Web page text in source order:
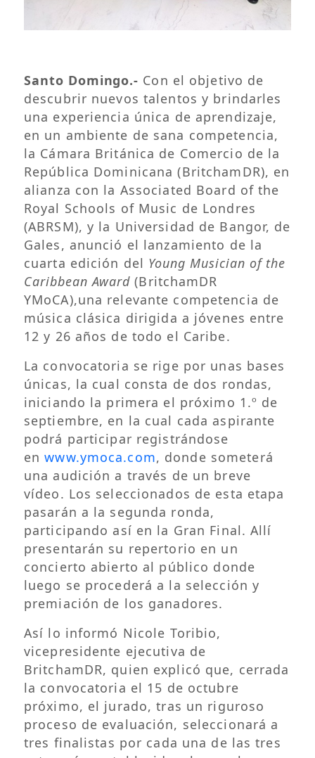
Santo Domingo.- Con el objetivo de
descubrir nuevos talentos y brindarles
una experiencia única de aprendizaje,
en un ambiente de sana competencia,
la Cámara Británica de Comercio de la
República Dominicana (BritchamDR), en
alianza con la Associated Board of the
Royal Schools of Music de Londres
(ABRSM), y la Universidad de Bangor, de
Gales, anunció el lanzamiento de la
cuarta edición del Young Musician of the
Caribbean Award(BritchamDR
YMoCA),una relevante competencia de
música clásica dirigida a jóvenes entre
12 y 26 años de todo el Caribe.
La convocatoria se rige por unas bases
únicas, la cual consta de dos rondas,
iniciando la primera el próximo 1.º de
septiembre, en la cual cada aspirante
podrá participar registrándose
enwww.ymoca.com, donde someterá
una audición a través de un breve
vídeo. Los seleccionados de esta etapa
pasarán a la segunda ronda,
participando así en la Gran Final. Allí
presentarán su repertorio en un
concierto abierto al público donde
luego se procederá a la selección y
premiación de los ganadores.
Así lo informó Nicole Toribio,
vicepresidente ejecutiva de
BritchamDR, quien explicó que, cerrada
la convocatoria el 15 de octubre
próximo, el jurado, tras un riguroso
proceso de evaluación, seleccionará a
tres finalistas por cada una de las tres